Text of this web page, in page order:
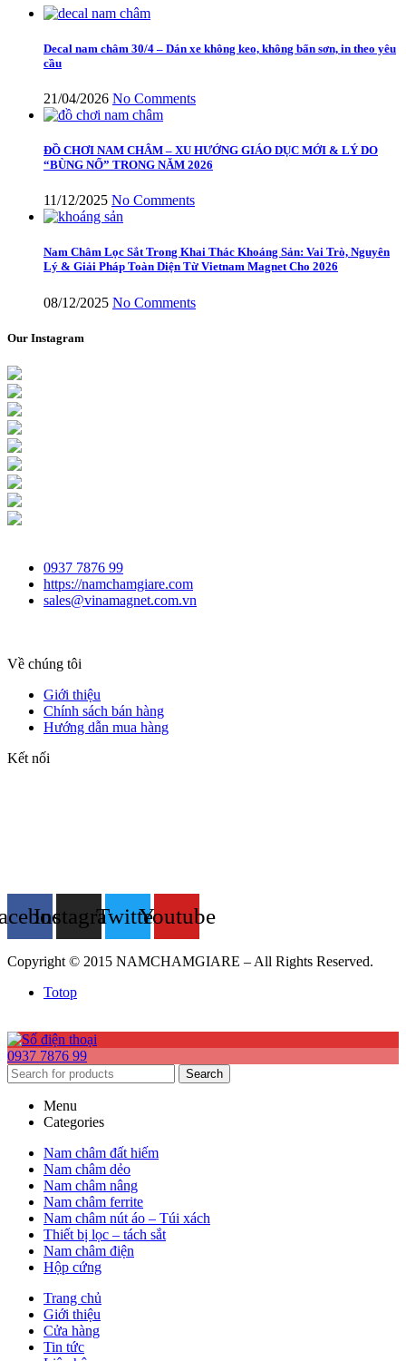
Decal nam châm 30/4 – Dán xe không keo, không bẩn sơn, in theo yêu
cầu
21/04/2026 No Comments
ĐỒ CHƠI NAM CHÂM – XU HƯỚNG GIÁO DỤC MỚI & LÝ DO
“BÙNG NỔ” TRONG NĂM 2026
11/12/2025 No Comments
Nam Châm Lọc Sắt Trong Khai Thác Khoáng Sản: Vai Trò, Nguyên
Lý & Giải Pháp Toàn Diện Từ Vietnam Magnet Cho 2026
08/12/2025 No Comments
Our Instagram
0937 7876 99
https://namchamgiare.com
sales@vinamagnet.com.vn
Về chúng tôi
Giới thiệu
Chính sách bán hàng
Hướng dẫn mua hàng
Kết nối
InstagramTwitterYoutube
Copyright © 2015 NAMCHAMGIARE – All Rights Reserved.
Totop
0937 7876 99
Search
Menu
Categories
Nam châm đất hiếm
Nam châm dẻo
Nam châm nâng
Nam châm ferrite
Nam châm nút áo – Túi xách
Thiết bị lọc – tách sắt
Nam châm điện
Hộp cứng
Trang chủ
Giới thiệu
Cửa hàng
Tin tức